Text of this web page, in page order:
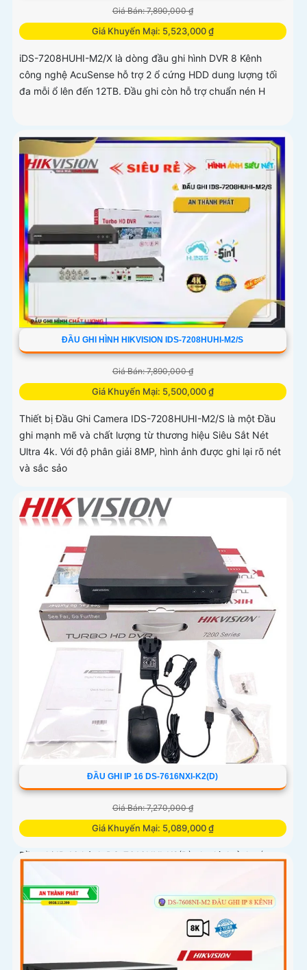
Giá Bán: 7,890,000 ₫
Giá Khuyến Mại: 5,523,000 ₫
iDS-7208HUHI-M2/X là dòng đầu ghi hình DVR 8 Kênh
công nghệ AcuSense hỗ trợ 2 ổ cứng HDD dung lượng tối
đa mỗi ổ lên đến 12TB. Đầu ghi còn hỗ trợ chuẩn nén H
ĐẦU GHI HÌNH HIKVISION IDS-7208HUHI-M2/S
Giá Bán: 7,890,000 ₫
Giá Khuyến Mại: 5,500,000 ₫
Thiết bị Đầu Ghi Camera IDS-7208HUHI-M2/S là một Đầu
ghi mạnh mẽ và chất lượng từ thương hiệu Siêu Sắt Nét
Ultra 4k. Với độ phân giải 8MP, hình ảnh được ghi lại rõ nét
và sắc sảo
ĐẦU GHI IP 16 DS-7616NXI-K2(D)
Giá Bán: 7,270,000 ₫
Giá Khuyến Mại: 5,089,000 ₫
Đầu ghi IP 16 kênh DS-7616NXI-K2(D) cho hình ảnh sắc
H.265+, xuất hình HDMI 4K và VGA Full HD. Thiết bị tích
hợp 2 ổ cứng...